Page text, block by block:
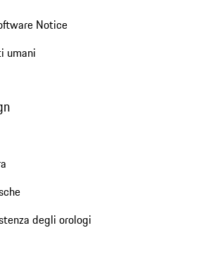
Notice
umani
degli orologi